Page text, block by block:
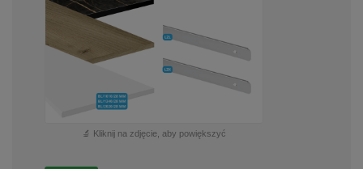
🔬 Kliknij na zdjęcie, aby powiększyć